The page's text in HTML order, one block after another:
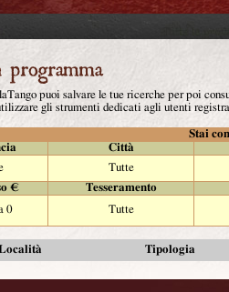
puoi salvare le tue ricerche per poi
gli strumenti dedicati agli utenti
Stai
Città
Tutte
€
Tesseramento
0 Tutte
Tipologia